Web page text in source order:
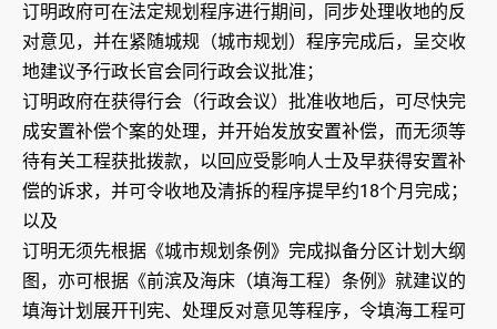
订明政府可在法定规划程序进行期间，同步处理收地的反
对意见，并在紧随城规（城市规划）程序完成后，呈交收
地建议予行政长官会同行政会议批准；
订明政府在获得行会（行政会议）批准收地后，可尽快完
成安置补偿个案的处理，并开始发放安置补偿，而无须等
待有关工程获批拨款，以回应受影响人士及早获得安置补
偿的诉求，并可令收地及清拆的程序提早约18个月完成；
以及
订明无须先根据《城市规划条例》完成拟备分区计划大纲
图，亦可根据《前滨及海床（填海工程）条例》就建议的
填海计划展开刊宪、处理反对意见等程序，令填海工程可